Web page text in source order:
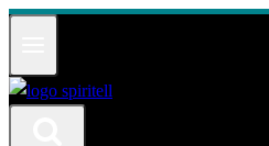
Към